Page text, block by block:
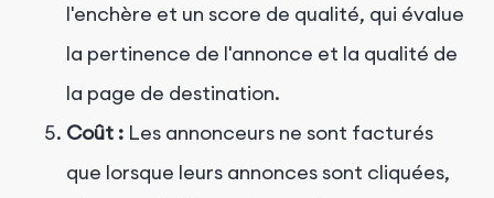
l'enchère et un score de qualité, qui évalue
la pertinence de l'annonce et la qualité de
la page de destination.
Coût : Les annonceurs ne sont facturés
que lorsque leurs annonces sont cliquées,